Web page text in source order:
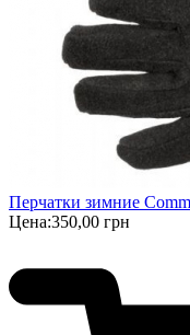
Перчатки зимние
Цена:350,00 грн